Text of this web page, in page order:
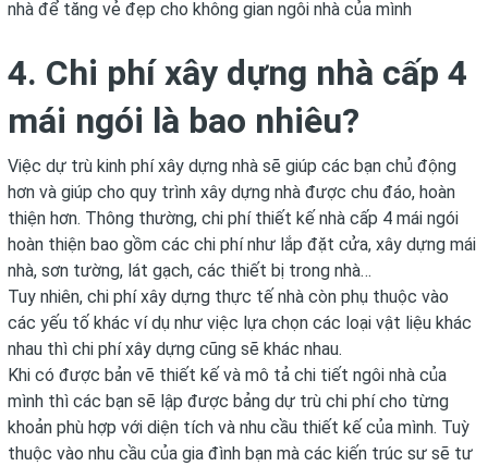
nhà để tăng vẻ đẹp cho không gian ngôi nhà của mình
4. Chi phí xây dựng nhà cấp 4
mái ngói là bao nhiêu?
Việc dự trù kinh phí xây dựng nhà sẽ giúp các bạn chủ động
hơn và giúp cho quy trình xây dựng nhà được chu đáo, hoàn
thiện hơn. Thông thường, chi phí thiết kế nhà cấp 4 mái ngói
hoàn thiện bao gồm các chi phí như lắp đặt cửa, xây dựng mái
nhà, sơn tường, lát gạch, các thiết bị trong nhà…
Tuy nhiên, chi phí xây dựng thực tế nhà còn phụ thuộc vào
các yếu tố khác ví dụ như việc lựa chọn các loại vật liệu khác
nhau thì chi phí xây dựng cũng sẽ khác nhau.
Khi có được bản vẽ thiết kế và mô tả chi tiết ngôi nhà của
mình thì các bạn sẽ lập được bảng dự trù chi phí cho từng
khoản phù hợp với diện tích và nhu cầu thiết kế của mình. Tuỳ
thuộc vào nhu cầu của gia đình bạn mà các kiến trúc sư sẽ tư